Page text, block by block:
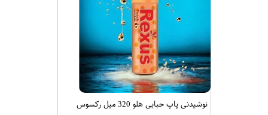
نوشیدنی پاپ حبابی هلو 320 میل رکسوس